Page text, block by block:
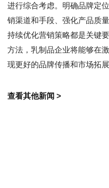
进行综合考虑。明确品牌定
销渠道和手段、强化产品质
持续优化营销策略都是关键
方法，乳制品企业将能够在
现更好的品牌传播和市场拓展
查看其他新闻 >